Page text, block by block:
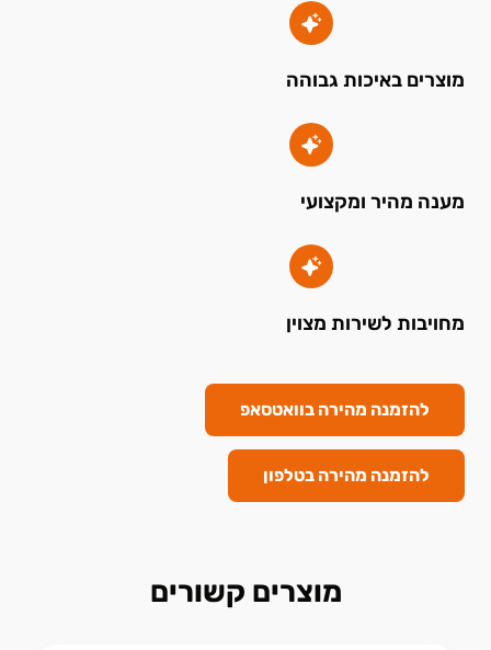
מוצרים באיכות גבוהה
מענה מהיר ומקצועי
מחויבות לשירות מצוין
להזמנה מהירה בוואטסאפ
להזמנה מהירה בטלפון
מוצרים קשורים